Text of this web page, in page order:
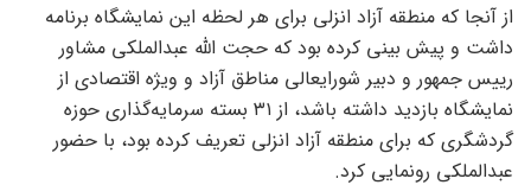
از آنجا که منطقه آزاد انزلی برای هر لحظه این نمایشگاه برنامه
داشت و پیش بینی کرده بود که حجت الله عبدالملکی مشاور
رییس جمهور و دبیر شورایعالی مناطق آزاد و ویژه اقتصادی از
نمایشگاه بازدید داشته باشد، از ۳۱ بسته سرمایه‌گذاری حوزه
گردشگری که برای منطقه آزاد انزلی تعریف کرده بود، با حضور
عبدالملکی رونمایی کرد.